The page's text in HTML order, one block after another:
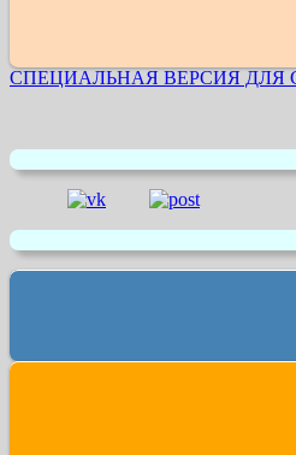
СПЕЦИАЛЬНАЯ ВЕРСИЯ